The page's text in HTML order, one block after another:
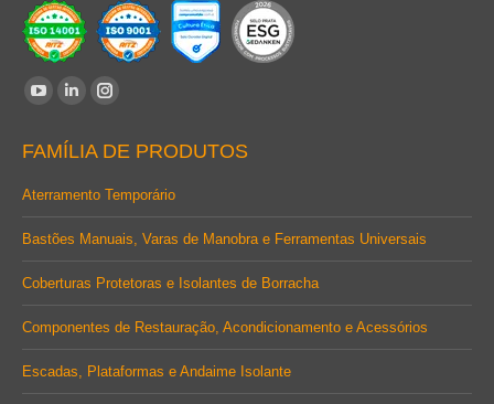
Encontre-nos em:
opens
in
window
Linkedin
opens
in
window
Instagram
opens
in
window
FAMÍLIA DE PRODUTOS
Aterramento Temporário
Bastões Manuais, Varas de Manobra e Ferramentas Universais
Coberturas Protetoras e Isolantes de Borracha
Componentes de Restauração, Acondicionamento e Acessórios
Escadas, Plataformas e Andaime Isolante